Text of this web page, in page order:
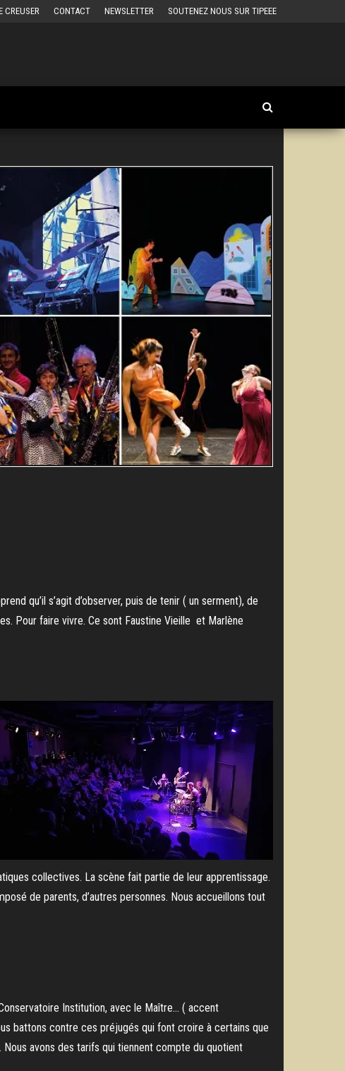
CREUSER CONTACT NEWSLETTER SOUTENEZ NOUS SUR TIPEEE
qu’il s’agit d’observer, puis de tenir ( un serment), de
Pour faire vivre. Ce sont Faustine Vieille et Marlène
collectives. La scène fait partie de leur apprentissage.
de parents, d’autres personnes. Nous accueillons tout
Institution, avec le Maître… ( accent
battons contre ces préjugés qui font croire à certains que
avons des tarifs qui tiennent compte du quotient